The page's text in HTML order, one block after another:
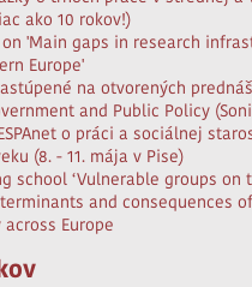
ako 10 rokov!)
'Main gaps in research
Europe'
na otvorených
and Public Policy
o práci a sociálnej
(8. - 11. mája v Pise)
school ‘Vulnerable groups on
and consequences
Europe